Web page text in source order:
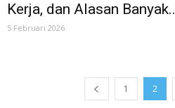
Kerja, dan Alasan
5 Februari 2026
1 2